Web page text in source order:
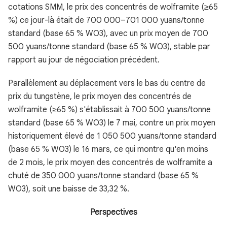
cotations SMM, le prix des concentrés de wolframite (≥65
%) ce jour-là était de 700 000–701 000 yuans/tonne
standard (base 65 % WO3), avec un prix moyen de 700
500 yuans/tonne standard (base 65 % WO3), stable par
rapport au jour de négociation précédent.
Parallèlement au déplacement vers le bas du centre de
prix du tungstène, le prix moyen des concentrés de
wolframite (≥65 %) s'établissait à 700 500 yuans/tonne
standard (base 65 % WO3) le 7 mai, contre un prix moyen
historiquement élevé de 1 050 500 yuans/tonne standard
(base 65 % WO3) le 16 mars, ce qui montre qu'en moins
de 2 mois, le prix moyen des concentrés de wolframite a
chuté de 350 000 yuans/tonne standard (base 65 %
WO3), soit une baisse de 33,32 %.
Perspectives